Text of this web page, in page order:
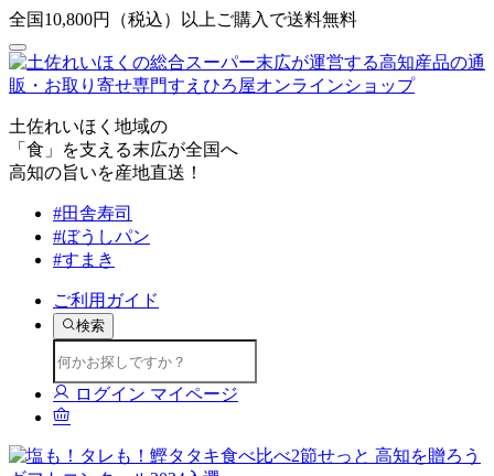
全国10,800円（税込）以上ご購入で送料無料
土佐れいほく地域の
「食」を支える末広が全国へ
高知の旨いを産地直送！
#田舎寿司
#ぼうしパン
#すまき
ご利用ガイド
検索
ログイン マイページ